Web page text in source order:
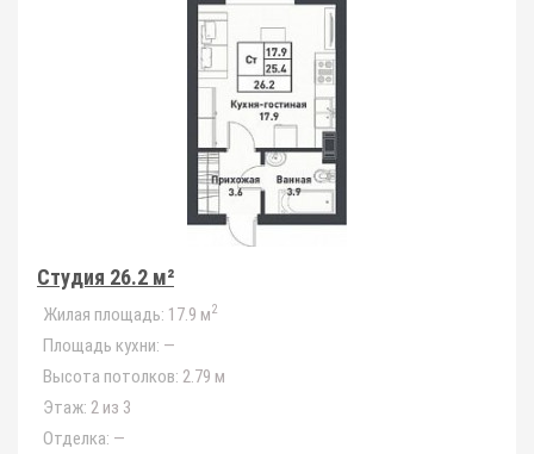
Студия 26.2 м²
Жилая площадь: 17.9 м2
Площадь кухни: —
Высота потолков: 2.79 м
Этаж: 2 из 3
Отделка: —